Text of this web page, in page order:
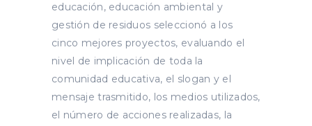
educación, educación ambiental y
gestión de residuos seleccionó a los
cinco mejores proyectos, evaluando el
nivel de implicación de toda la
comunidad educativa, el slogan y el
mensaje trasmitido, los medios utilizados,
el número de acciones realizadas, la